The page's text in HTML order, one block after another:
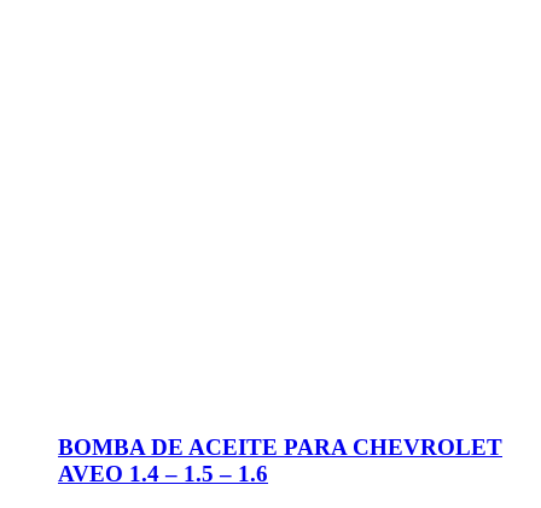
BOMBA DE ACEITE PARA CHEVROLET
AVEO 1.4 – 1.5 – 1.6